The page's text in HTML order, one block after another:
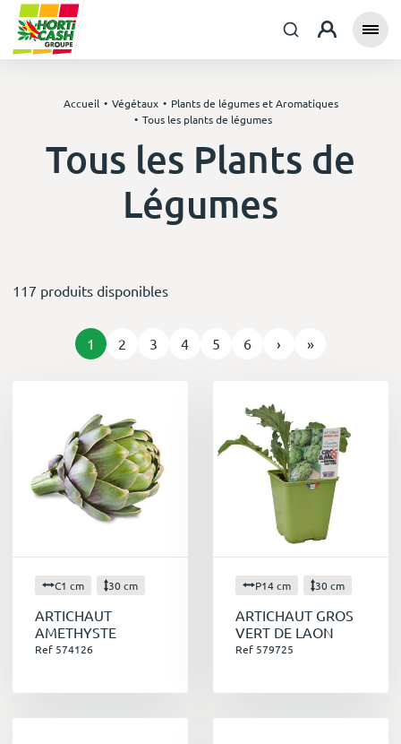
Accueil Végétaux
Plants de légumes et Aromatiques
Tous les plants de légumes
Tous les Plants de
Légumes
117 produits disponibles
1 2 3 4 5 6 › »
C1 cm 30 cm
ARTICHAUT
AMETHYSTE
Ref 574126
P14 cm 30 cm
ARTICHAUT GROS
VERT DE LAON
Ref 579725